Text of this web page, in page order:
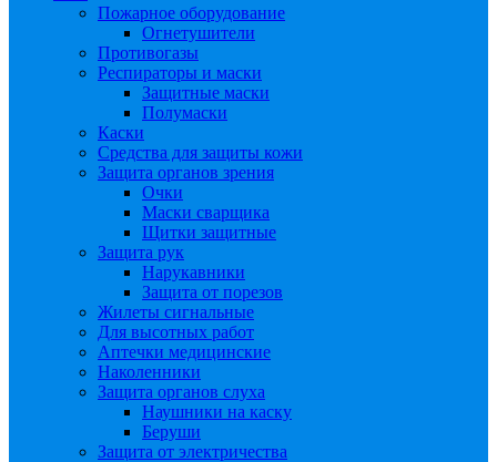
Пожарное оборудование
Огнетушители
Противогазы
Респираторы и маски
Защитные маски
Полумаски
Каски
Средства для защиты кожи
Защита органов зрения
Очки
Маски сварщика
Щитки защитные
Защита рук
Нарукавники
Защита от порезов
Жилеты сигнальные
Для высотных работ
Аптечки медицинские
Наколенники
Защита органов слуха
Наушники на каску
Беруши
Защита от электричества